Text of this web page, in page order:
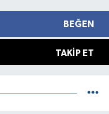
BEĞEN
TAKIP ET